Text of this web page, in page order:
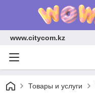
www.citycom.kz
Товары и услуги